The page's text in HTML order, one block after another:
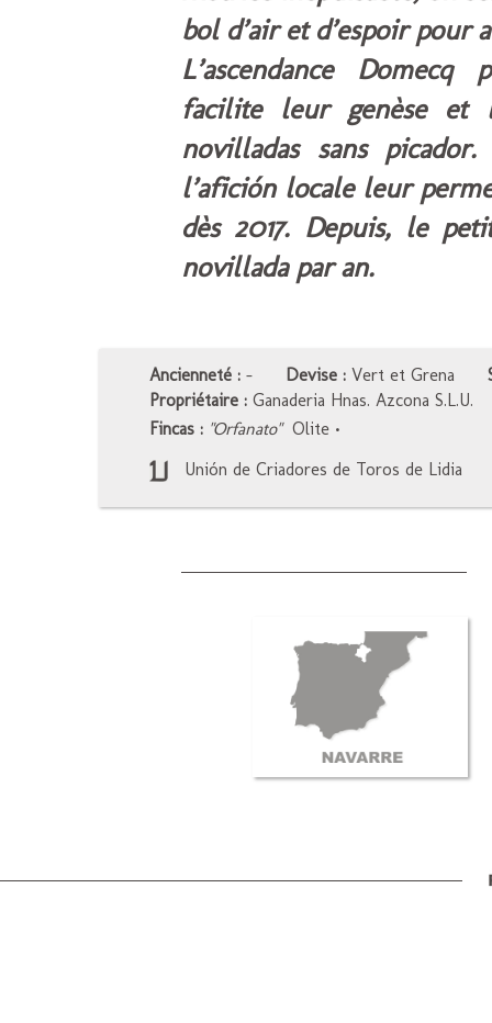
bol d’air et d’espoir pour
L’ascendance
facilite leur genèse et
novilladas sans
l’afición locale leur
dès 2017. Depuis, le
novillada par an.
Ancienneté : - Devise : Vert et Grena
Propriétaire : Ganaderia Hnas. Azcona S.L.U.
Fincas : "Orfanato" Olite •
Unión de Criadores de Toros de Lidia